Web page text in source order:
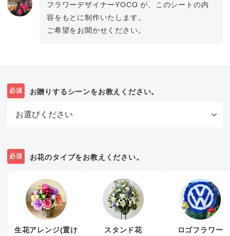
フラワーデザイナーYOCO が、このシートの内
容をもとに制作いたします。
ご希望をお聞かせください。
必須 お贈りするシーンをお教えください。
必須 お花のタイプをお教えください。
生花アレンジ(置け
スタンド花 ロゴフラワー